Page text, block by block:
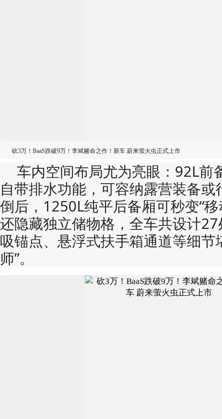
砍3万！BaaS跌破9万！李斌赌命之作！新车 蔚来萤火虫正式上市
车内空间布局尤为亮眼：​​92L前
自带排水功能，可容纳露营装备
倒后，​​1250L纯平后备厢​​可秒变“
还隐藏独立储物格，全车共设计​​
吸锚点、悬浮式扶手箱通道等细节
师”。